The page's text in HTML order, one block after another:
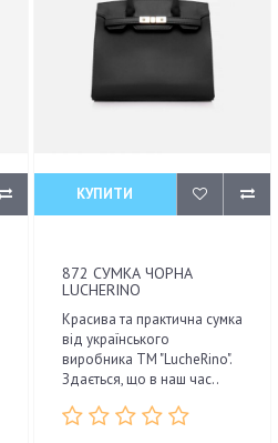
КУПИТИ
872 СУМКА ЧОРНА
LUCHERINO
Красива та практична сумка
від українського
виробника ТМ "LucheRino".
Здається, що в наш час..